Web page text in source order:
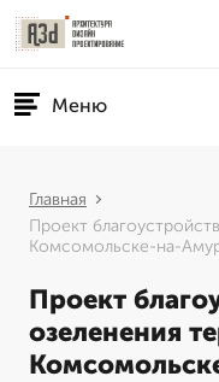
Меню
Главная
Проект
Комсомольске-на-
Проект
озеленения